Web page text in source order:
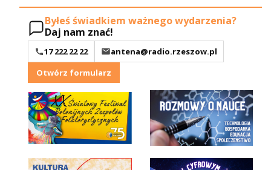
Byłeś świadkiem ważnego wydarzenia?
Daj nam znać!
17 222 22 22
antena@radio.rzeszow.pl
Otwórz formularz